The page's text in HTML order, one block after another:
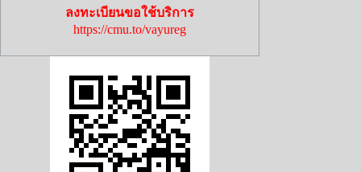
ลงทะเบียนขอใช้บริการ
https://cmu.to/vayureg